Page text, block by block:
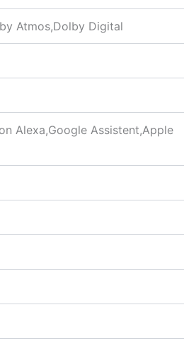
Atmos,Dolby Digital
Alexa,Google Assistent,Apple